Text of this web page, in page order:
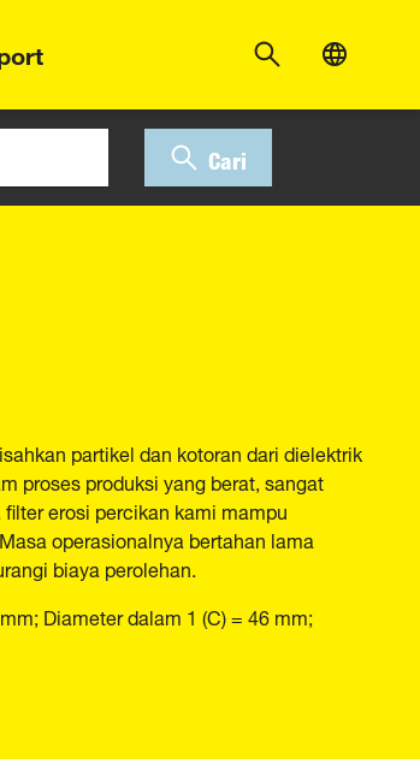
Cari
partikel dan kotoran dari dielektrik
proses produksi yang berat, sangat
erosi percikan kami mampu
operasionalnya bertahan lama
biaya perolehan.
Diameter dalam 1 (C) = 46 mm;